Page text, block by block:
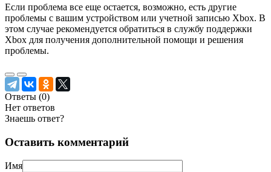
Если проблема все еще остается, возможно, есть другие
проблемы с вашим устройством или учетной записью Xbox. В
этом случае рекомендуется обратиться в службу поддержки
Xbox для получения дополнительной помощи и решения
проблемы.
Ответы (0)
Нет ответов
Знаешь ответ?
Оставить комментарий
Имя